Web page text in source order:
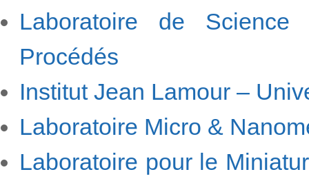
Laboratoire de
Procédés
Institut Jean Lamour –
Laboratoire Micro &
Laboratoire pour le